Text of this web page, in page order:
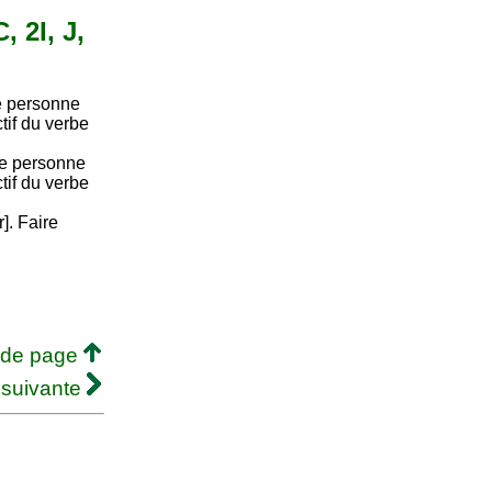
2I, J,
personne
du verbe
personne
du verbe
Faire
page